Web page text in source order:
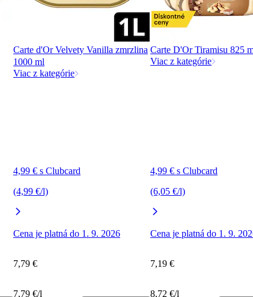
Carte d'Or Velvety Vanilla zmrzlina
1000 ml
Viac z kategórie
4,99 € s Clubcard
(4,99 €/l)
Cena je platná do 1. 9. 2026
7,79 €
7,79 €/l
Carte D'Or Tiramisu 825
Viac z kategórie
4,99 € s Clubcard
(6,05 €/l)
Cena je platná do 1. 9.
7,19 €
8,72 €/l